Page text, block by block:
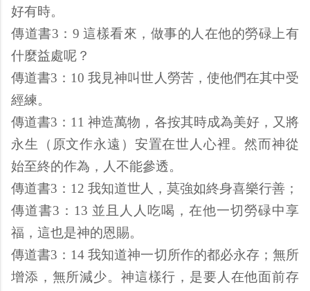
好有時。
傳道書3：9 這樣看來，做事的人在他的勞碌上有
什麼益處呢？
傳道書3：10 我見神叫世人勞苦，使他們在其中受
經練。
傳道書3：11 神造萬物，各按其時成為美好，又將
永生（原文作永遠）安置在世人心裡。然而神從
始至終的作為，人不能參透。
傳道書3：12 我知道世人，莫強如終身喜樂行善；
傳道書3：13 並且人人吃喝，在他一切勞碌中享
福，這也是神的恩賜。
傳道書3：14 我知道神一切所作的都必永存；無所
增添，無所減少。神這樣行，是要人在他面前存